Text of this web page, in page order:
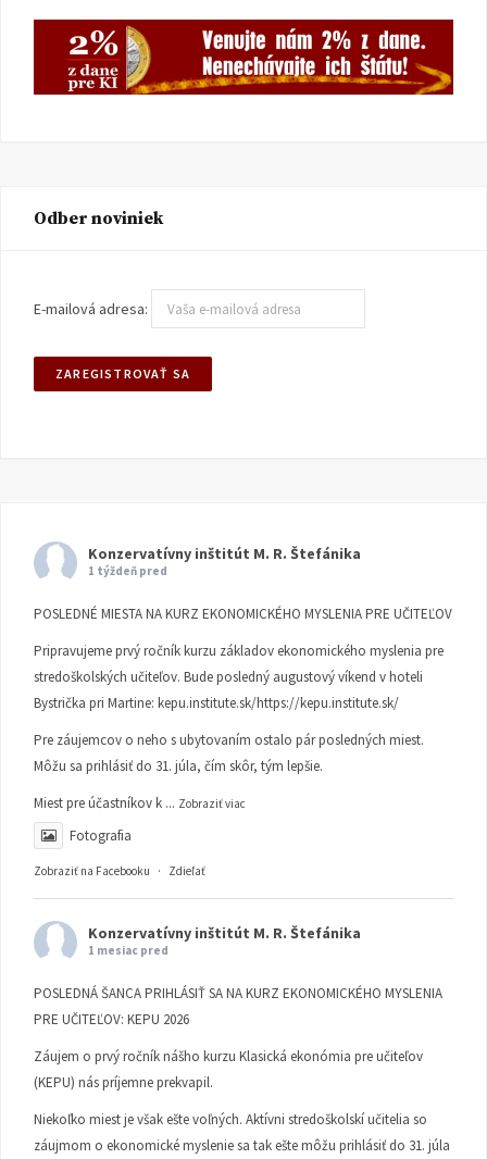
Odber noviniek
E-mailová adresa:
Konzervatívny inštitút M. R. Štefánika
1 týždeň pred
POSLEDNÉ MIESTA NA KURZ EKONOMICKÉHO MYSLENIA PRE UČITEĽOV
Pripravujeme prvý ročník kurzu základov ekonomického myslenia pre
stredoškolských učiteľov. Bude posledný augustový víkend v hoteli
Bystrička pri Martine: kepu.institute.sk/https://kepu.institute.sk/
Pre záujemcov o neho s ubytovaním ostalo pár posledných miest.
Môžu sa prihlásiť do 31. júla, čím skôr, tým lepšie.
Miest pre účastníkov k ... Zobraziť viac
Fotografia
Zobraziť na Facebooku · Zdieľať
Konzervatívny inštitút M. R. Štefánika
1 mesiac pred
POSLEDNÁ ŠANCA PRIHLÁSIŤ SA NA KURZ EKONOMICKÉHO MYSLENIA
PRE UČITEĽOV: KEPU 2026
Záujem o prvý ročník nášho kurzu Klasická ekonómia pre učiteľov
(KEPU) nás príjemne prekvapil.
Niekoľko miest je však ešte voľných. Aktívni stredoškolskí učitelia so
záujmom o ekonomické myslenie sa tak ešte môžu prihlásiť do 31. júla